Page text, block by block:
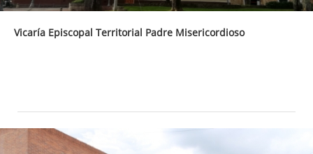
Vicaría Episcopal Territorial Padre Misericordioso